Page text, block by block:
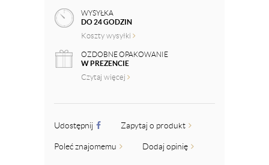
WYSYŁKA
DO 24 GODZIN
Koszty wysyłki
OZDOBNE OPAKOWANIE
W PREZENCIE
Czytaj więcej
Udostępnij Zapytaj o produkt
Poleć znajomemu Dodaj opinię